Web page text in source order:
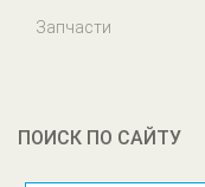
Запчасти
ПОИСК ПО САЙТУ